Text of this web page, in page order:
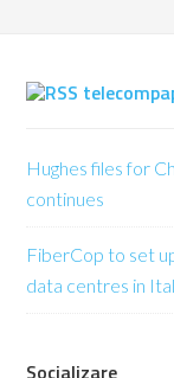
Hughes files for
continues
FiberCop to set
data centres in
Socializare